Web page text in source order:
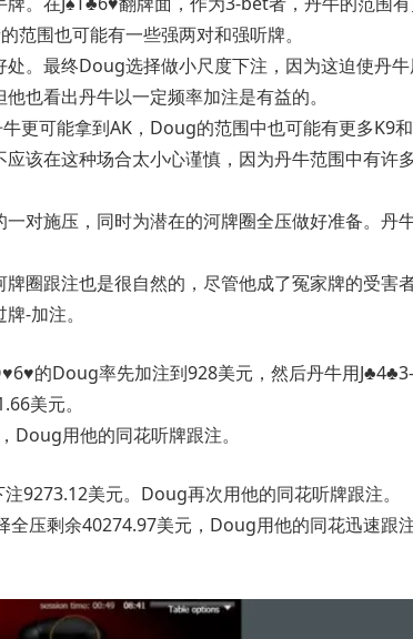
范围也可能有一些强两对和强听牌。
。最终Doug选择做小尺度下注，因为这迫使丹
也看出丹牛以一定频率加注是有益的。
更可能拿到AK，Doug的范围中也可能有更多K9和
该在这种场合太小心谨慎，因为丹牛范围中有许
对施压，同时为潜在的河牌圈全压做好准备。丹
圈跟注也是很自然的，尽管他成了冤家牌的受害者
-加注。
的Doug率先加注到928美元，然后丹牛用
美元。
Doug用他的同花听牌跟注。
9273.12美元。Doug再次用他的同花听牌跟注。
压剩余40274.97美元，Doug用他的同花迅速跟